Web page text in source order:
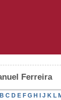
Ferreira
B C D E F G H I J K L